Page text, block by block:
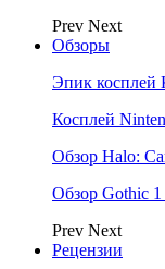
Prev Next
Обзоры
Эпик косплей
Косплей
Обзор Halo:
Обзор Gothic 1
Prev Next
Рецензии